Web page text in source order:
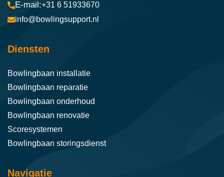
+31 6 51933670
info@bowlingsupport.nl
Diensten
Bowlingbaan installatie
Bowlingbaan reparatie
Bowlingbaan onderhoud
Bowlingbaan renovatie
Scoresystemen
Bowlingbaan storingsdienst
Navigatie